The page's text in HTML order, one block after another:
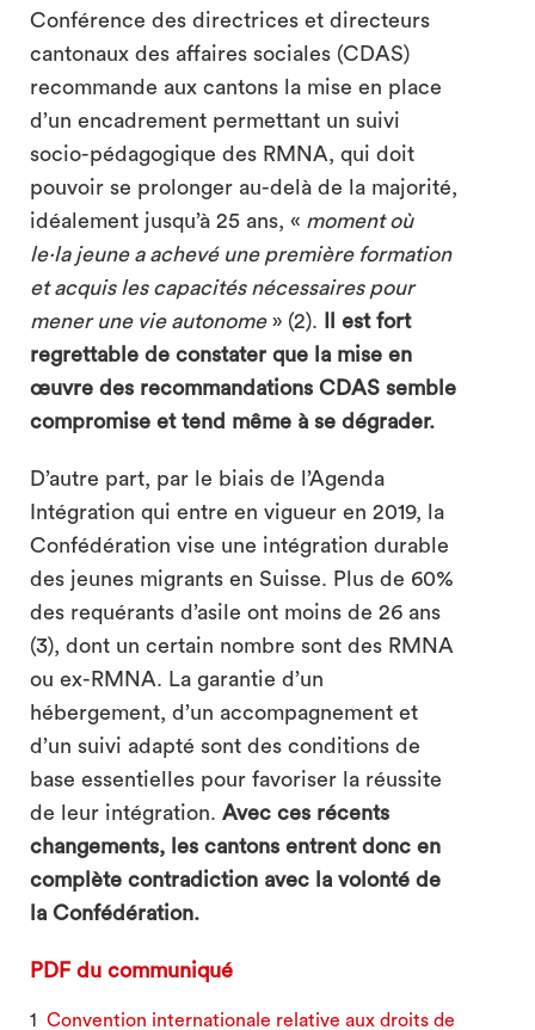
Conférence des directrices et directeurs
cantonaux des affaires sociales (CDAS)
recommande aux cantons la mise en place
d’un encadrement permettant un suivi
socio-pédagogique des RMNA, qui doit
pouvoir se prolonger au-delà de la majorité,
idéalement jusqu’à 25 ans, « moment où
le·la jeune a achevé une première formation
et acquis les capacités nécessaires pour
mener une vie autonome» (2).
Il est fort
regrettable de constater que la mise en
œuvre des recommandations CDAS semble
compromise et tend même à se dégrader.
D’autre part, par le biais de l’Agenda
Intégration qui entre en vigueur en 2019, la
Confédération vise une intégration durable
des jeunes migrants en Suisse. Plus de 60%
des requérants d’asile ont moins de 26 ans
(3), dont un certain nombre sont des RMNA
ou ex-RMNA. La garantie d’un
hébergement, d’un accompagnement et
d’un suivi adapté sont des conditions de
base essentielles pour favoriser la réussite
de leur intégration. Avec ces récents
changements, les cantons entrent donc en
complète contradiction avec la volonté de
la Confédération.
PDF du communiqué
1 Convention internationale relative aux droits de